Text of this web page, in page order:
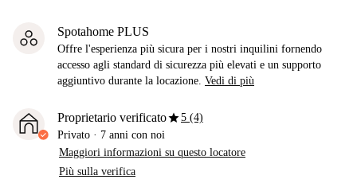
Spotahome PLUS
Offre l'esperienza più sicura per i nostri inquilini fornendo
accesso agli standard di sicurezza più elevati e un supporto
aggiuntivo durante la locazione. Vedi di più
Proprietario verificatostar5 (4)
Privato · 7 anni con noi
Maggiori informazioni su questo locatore
Più sulla verifica